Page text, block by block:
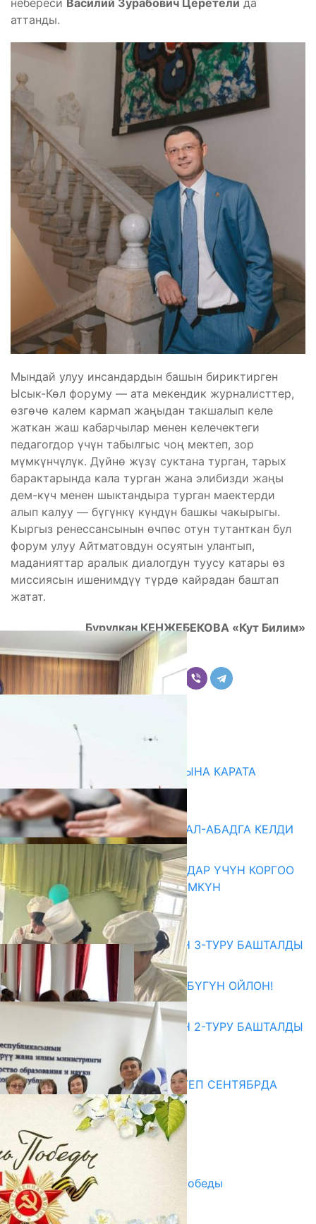
небереси Василий Зурабович Церетели да
аттанды.
Мындай улуу инсандардын башын бириктирген
Ысык-Көл форуму — ата мекендик журналисттер,
өзгөчө калем кармап жаңыдан такшалып келе
жаткан жаш кабарчылар менен келечектеги
педагогдор үчүн табылгыс чоң мектеп, зор
мүмкүнчүлүк. Дүйнө жүзү суктана турган, тарых
барактарында кала турган жана элибизди жаңы
дем-күч менен шыктандыра турган маектерди
алып калуу — бүгүнкү күндүн башкы чакырыгы.
Кыргыз ренессансынын өчпөс отун тутанткан бул
форум улуу Айтматовдун осуятын улантып,
маданияттар аралык диалогдун туусу катары өз
миссиясын ишенимдүү түрдө кайрадан баштап
жатат.
Бурулкан КЕНЖЕБЕКОВА «Кут Билим»
Бөлүшүү
Акыркы жаңылыктар
НАРЫНДА ЖАҢЫ ОКУУ ЖЫЛЫНА КАРАТА
ДАЯРДЫКТАР ТАЛКУУЛАНДЫ
07.08.2026
«БИРИМДИК КЕРБЕНИ» ЖАЛАЛ-АБАДГА КЕЛДИ
07.08.2026
КОРРУПЦИЯНЫ КАБАРЛАГАНДАР ҮЧҮН КОРГОО
ЧАРАЛАРЫ КҮЧӨТҮЛҮШҮ МҮМКҮН
07.08.2026
Абитуриент
ЖОЖДОРГО КАБЫЛ АЛУУНУН 3-ТУРУ БАШТАЛДЫ
27.07.2026
ӨЗҮҢДҮН КЕЛЕЧЕГИҢ ҮЧҮН БҮГҮН ОЙЛОН!
20.07.2026
ЖОЖДОРГО КАБЫЛ АЛУУНУН 2-ТУРУ БАШТАЛДЫ
20.07.2026
Медиа
СУЗАКТА 750 ОРУНДУУ МЕКТЕП СЕНТЯБРДА
ПАЙДАЛАНУУГА БЕРИЛЕТ
07.08.2025
Улуу Жеңиштин жандуу сөзү
29.04.2025
Награды в преддверии Дня Победы
29.04.2025